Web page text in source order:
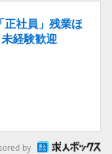
正社員」残業ほ
経験歓迎
by